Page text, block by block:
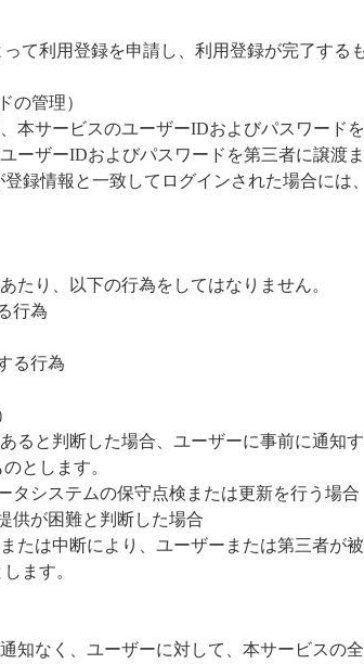
て利用登録を申請し、利用登録が完了する
の管理）
本サービスのユーザーIDおよびパスワード
ーザーIDおよびパスワードを第三者に譲渡
録情報と一致してログインされた場合には
たり、以下の行為をしてはなりません。
行為
る行為
ると判断した場合、ユーザーに事前に通知
とします。
タシステムの保守点検または更新を行う場合
供が困難と判断した場合
たは中断により、ユーザーまたは第三者が
ます。
知なく、ユーザーに対して、本サービスの